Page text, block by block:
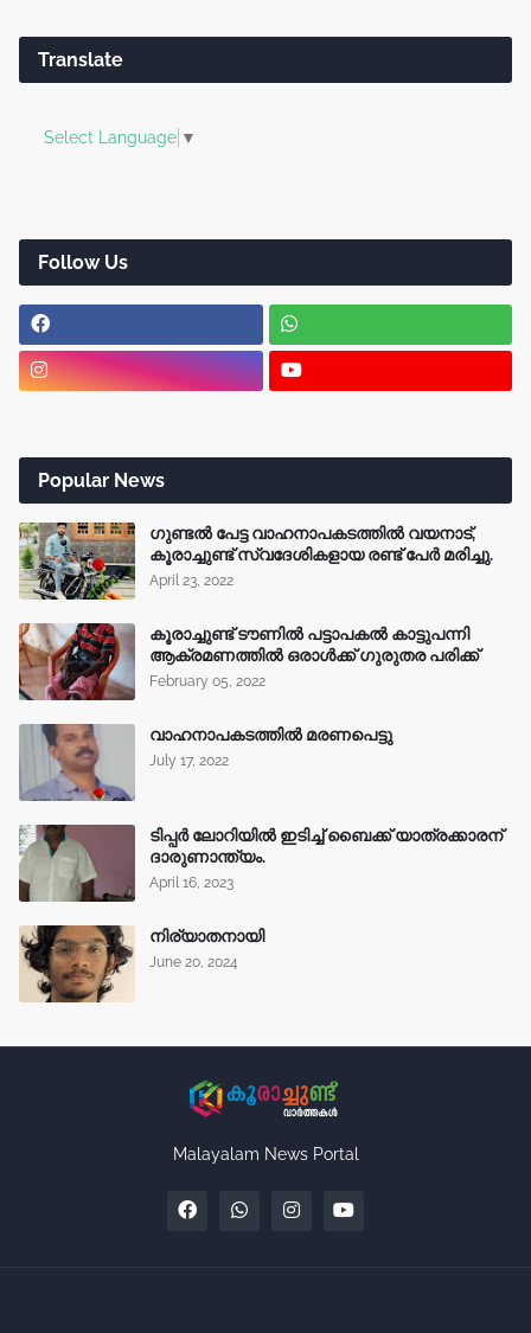
Translate
Select Language ▼
Follow Us
Popular News
ഗുണ്ടൽ പേട്ട വാഹനാപകടത്തിൽ വയനാട്,
കൂരാച്ചുണ്ട് സ്വദേശികളായ രണ്ട് പേർ മരിച്ചു.
April 23, 2022
കൂരാച്ചുണ്ട് ടൗണിൽ പട്ടാപകൽ കാട്ടുപന്നി
ആക്രമണത്തിൽ ഒരാൾക്ക് ഗുരുതര പരിക്ക്
February 05, 2022
വാഹനാപകടത്തിൽ മരണപെട്ടു
July 17, 2022
ടിപ്പർ ലോറിയിൽ ഇടിച്ച് ബൈക്ക് യാത്രക്കാരന്
ദാരുണാന്ത്യം.
April 16, 2023
നിര്യാതനായി
June 20, 2024
Malayalam News Portal